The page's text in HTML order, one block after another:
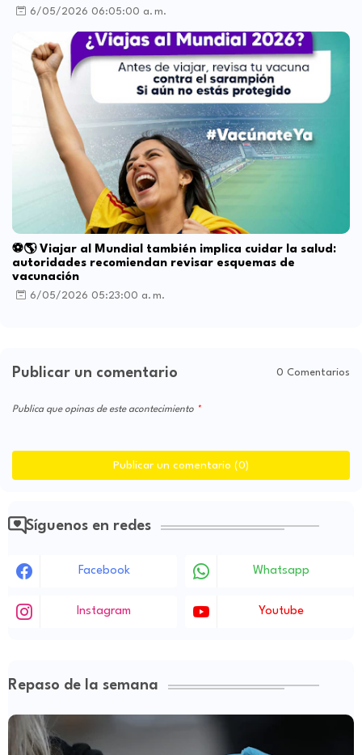
6/05/2026 06:05:00 a. m.
⚽🌎 Viajar al Mundial también implica cuidar la salud:
autoridades recomiendan revisar esquemas de
vacunación
6/05/2026 05:23:00 a. m.
Publicar un comentario 0 Comentarios
Publica que opinas de este acontecimiento
Publicar un comentario (0)
Síguenos en redes
Facebook Whatsapp
Instagram Youtube
Repaso de la semana